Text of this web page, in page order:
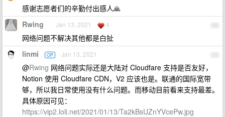
感谢志愿者们的辛勤付出感人🙏
10
Rwing Jan 13, 2021 4
网络问题不解决其他都是白扯
11
linmi OP Jan 13, 2021
@Rwing 网络问题实际还是大陆对 Cloudfare 支持是否友好，
Notion 使用 Cloudfare CDN，V2 应该也是。联通的国际宽带
够，所以我日常使用没有什么问题。而移动目前看来支持最差。
具体原因可见：
https://vip2.loli.net/2021/01/13/Ta2kBsUZnYVcePw.jpg